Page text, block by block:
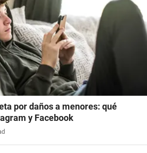
por daños a menores: qué
y Facebook